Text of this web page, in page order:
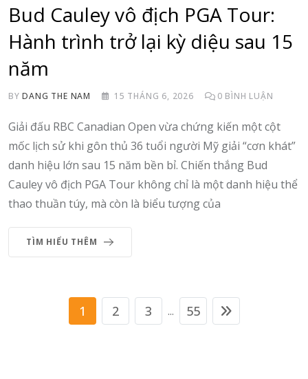
Bud Cauley vô địch PGA Tour:
Hành trình trở lại kỳ diệu sau 15
năm
BYDANG THE NAM 15 THÁNG 6, 2026 0 BÌNH LUẬN
Giải đấu RBC Canadian Open vừa chứng kiến một cột
mốc lịch sử khi gôn thủ 36 tuổi người Mỹ giải “cơn khát”
danh hiệu lớn sau 15 năm bền bỉ. Chiến thắng Bud
Cauley vô địch PGA Tour không chỉ là một danh hiệu thể
thao thuần túy, mà còn là biểu tượng của
TÌM HIỂU THÊM
1 2 3 ... 55